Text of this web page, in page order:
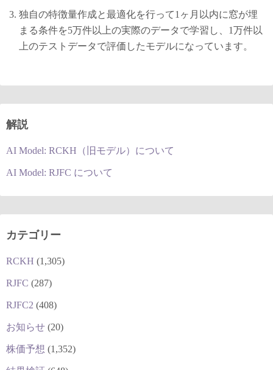
独自の特徴量作成と最適化を行って1ヶ月以内に窓が埋
まる条件を5万件以上の実際のデータで学習し、1万件以
上のテストデータで評価したモデルになっています。
解説
AI Model: RCKH（旧モデル）について
AI Model: RJFC について
カテゴリー
RCKH (1,305)
RJFC (287)
RJFC2 (408)
お知らせ (20)
株価予想 (1,352)